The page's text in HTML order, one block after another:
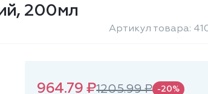
200мл
Артикул товара:
964.79 ₽1205.99 ₽ -20%